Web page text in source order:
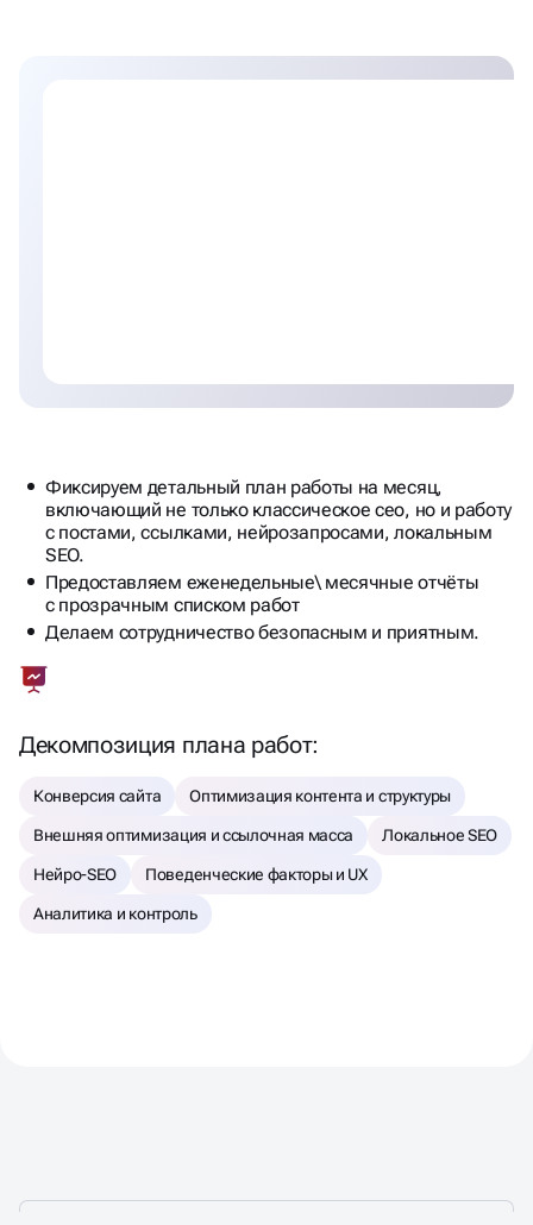
Фиксируем детальный план работы на месяц,
включающий не только классическое сео, но и работу
с постами, ссылками, нейрозапросами, локальным
SEO.
Предоставляем еженедельные\ месячные отчёты
с прозрачным списком работ
Делаем сотрудничество безопасным и приятным.
Декомпозиция плана работ:
Конверсия сайта Оптимизация контента и структуры
Внешняя оптимизация и ссылочная масса Локальное SEO
Нейро-SEO Поведенческие факторы и UX
Аналитика и контроль